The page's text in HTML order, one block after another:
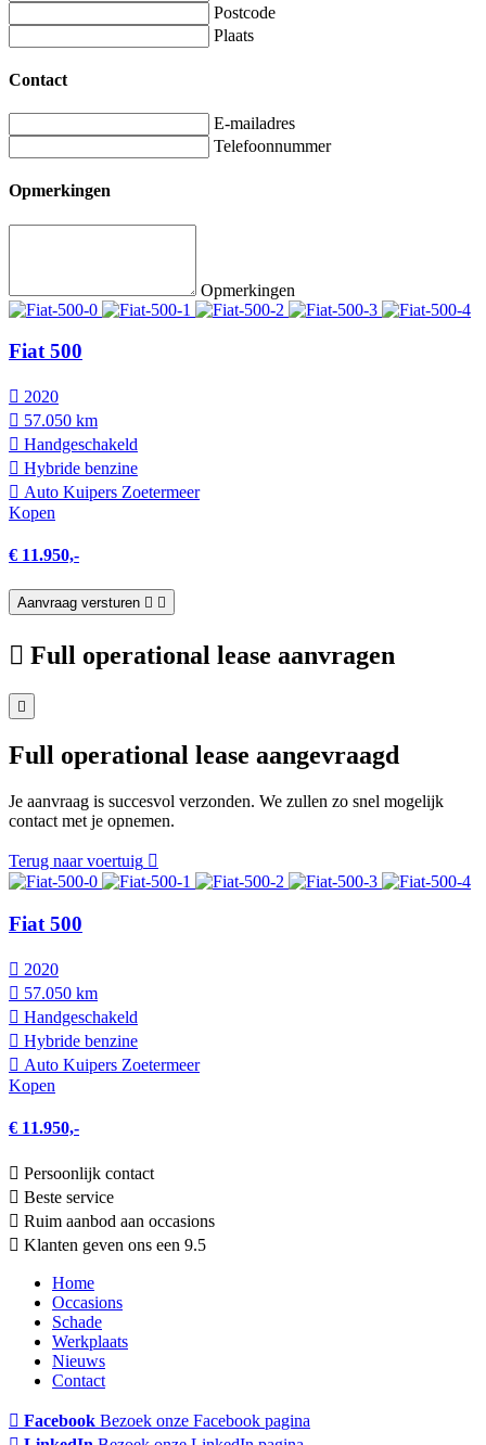
Postcode
Plaats
Contact
E-mailadres
Telefoonnummer
Opmerkingen
Opmerkingen
Fiat 500
2020
57.050 km
Hand­geschakeld
Hybride benzine
Auto Kuipers Zoetermeer
Kopen
€ 11.950,-
Aanvraag versturen
Full operational lease aanvragen
Full operational lease aangevraagd
Je aanvraag is succesvol verzonden. We zullen zo snel mogelijk
contact met je opnemen.
Terug naar voertuig
Fiat 500
2020
57.050 km
Hand­geschakeld
Hybride benzine
Auto Kuipers Zoetermeer
Kopen
€ 11.950,-
Persoonlijk contact
Beste service
Ruim aanbod aan occasions
Klanten geven ons een 9.5
Home
Occasions
Schade
Werkplaats
Nieuws
Contact
Facebook Bezoek onze Facebook pagina